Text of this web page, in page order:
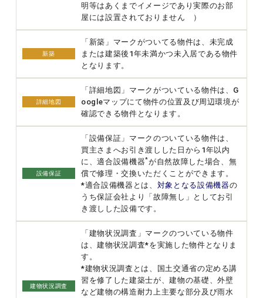
明等はあくまでイメージであり実際のお部
屋には設置されておりません ）
新築
「新築」マークがついてる物件は、未完成
または建築後1年未満かつ未入居である物件
となります。
詳細地図
「詳細地図」マークがついている物件は、G
oogleマップにて物件の位置及び周辺環境が
確認できる物件となります。
設備保証
「設備保証」マークのついている物件は、
買主さまへお引き渡しした日から1年以内
に、適合設備機器*が自然故障した場合、無
償で修理・交換いただくことができます。
*適合設備機器とは、 対象となる設備機器の
うち保証会社より「故障無し」としてお引
き渡しした設備です。
建物状況調査
「建物状況調査」マークのついている物件
は、建物状況調査*を実施した物件となりま
す。
*建物状況調査とは、国土交通省の定める講
習を修了した建築士が、建物の基礎、外壁
など建物の構造耐力上主要な部分及び雨水